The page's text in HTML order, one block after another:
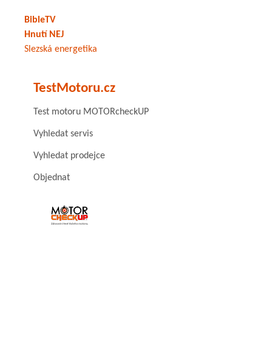
BibleTV
Hnutí NEJ
Slezská energetika
TestMotoru.cz
Test motoru MOTORcheckUP
Vyhledat servis
Vyhledat prodejce
Objednat